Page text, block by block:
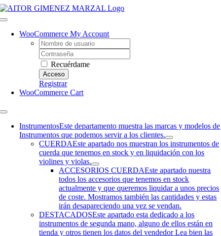
Saltar
al
Toggle
NavigationWooCommerce My Account
Username:
Contraseña
Recuérdame
Registrar
WooCommerce Cart
Toggle
NavigationInstrumentosEste departamento muestra las marcas y modelos de
Instrumentos que podemos servir a los clientes.
CUERDAEste apartado nos muestran los instrumentos de
cuerda que tenemos en stock y en liquidación con los
violines y violas.
ACCESORIOS CUERDAEste apartado nuestra
todos los accesorios que tenemos en stock
actualmente y que queremos liquidar a unos precios
de coste. Mostramos también las cantidades y estas
irán desapareciendo una vez se vendan.
DESTACADOSEste apartado esta dedicado a los
instrumentos de segunda mano, alguno de ellos están en
tienda y otros tienen los datos del vendedor Lea bien las